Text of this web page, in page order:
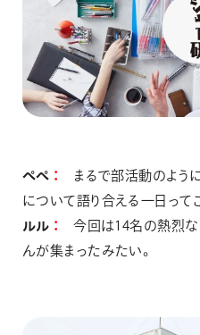
ぺぺ
まるで部活動のよう
について語り合える一日って
ルル
今回は14名の熱烈な
んが集まったみたい。